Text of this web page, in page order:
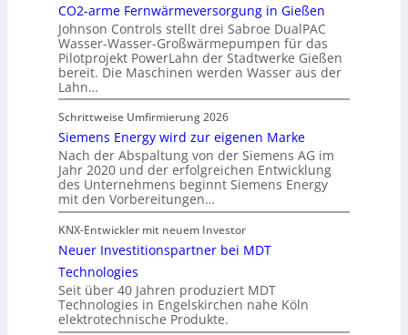
CO2-arme Fernwärmeversorgung in Gießen
Johnson Controls stellt drei Sabroe DualPAC
Wasser-Wasser-Großwärmepumpen für das
Pilotprojekt PowerLahn der Stadtwerke Gießen
bereit. Die Maschinen werden Wasser aus der
Lahn…
Schrittweise Umfirmierung 2026
Siemens Energy wird zur eigenen Marke
Nach der Abspaltung von der Siemens AG im
Jahr 2020 und der erfolgreichen Entwicklung
des Unternehmens beginnt Siemens Energy
mit den Vorbereitungen…
KNX-Entwickler mit neuem Investor
Neuer Investitionspartner bei MDT
Technologies
Seit über 40 Jahren produziert MDT
Technologies in Engelskirchen nahe Köln
elektrotechnische Produkte.